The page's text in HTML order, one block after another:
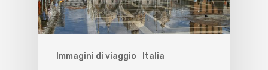
Immagini di viaggio Italia